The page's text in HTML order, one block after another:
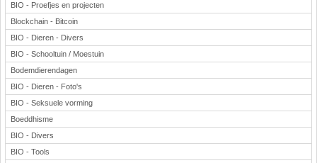
BIO - Proefjes en projecten
Blockchain - Bitcoin
BIO - Dieren - Divers
BIO - Schooltuin / Moestuin
Bodemdierendagen
BIO - Dieren - Foto's
BIO - Seksuele vorming
Boeddhisme
BIO - Divers
BIO - Tools